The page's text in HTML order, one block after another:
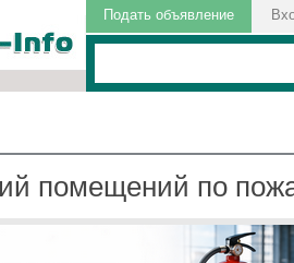
Подать объявление
помещений по